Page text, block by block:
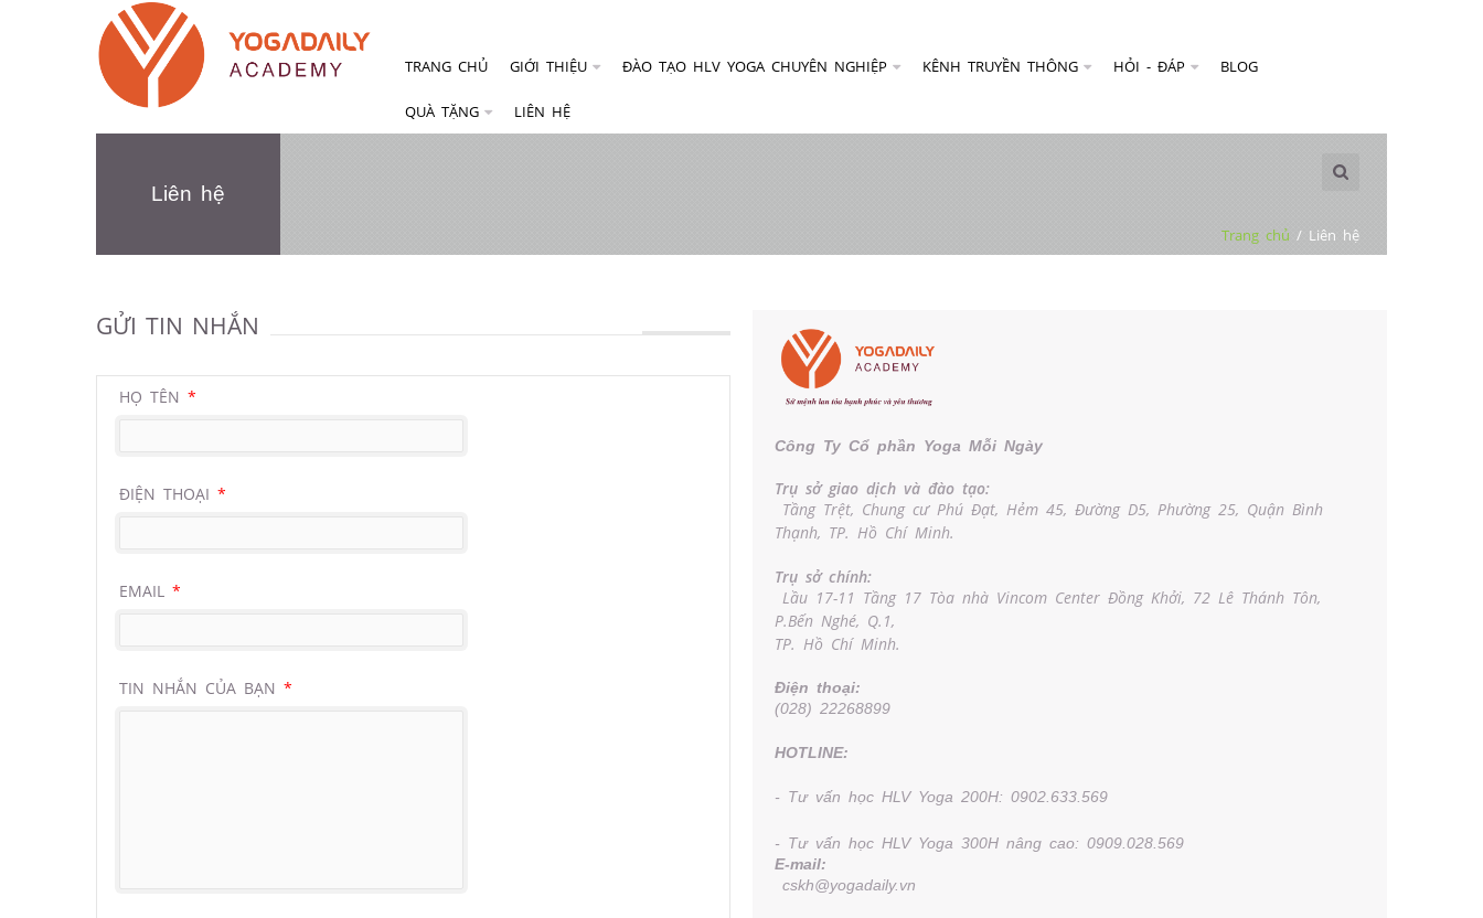
Liên hệ
Trang chủ / Liên hệ
GỬI TIN NHẮN
HỌ TÊN *
ĐIỆN THOẠI *
EMAIL *
TIN NHẮN CỦA BẠN *
Công Ty Cổ phần Yoga Mỗi Ngày
Trụ sở giao dịch và đào tạo:
Tầng Trệt, Chung cư Phú Đạt, Hẻm 45, Đường D5, Phường 25, Quận Bình
Thạnh, TP. Hồ Chí Minh.
Trụ sở chính:
Lầu 17-11 Tầng 17 Tòa nhà Vincom Center Đồng Khởi, 72 Lê Thánh Tôn,
P.Bến Nghé, Q.1,
TP. Hồ Chí Minh.
Điện thoại:
(028) 22268899
HOTLINE:
- Tư vấn học HLV Yoga 200H: 0902.633.569
- Tư vấn học HLV Yoga 300H nâng cao: 0909.028.569
E-mail:
cskh@yogadaily.vn
TRANG CHỦ GIỚI THIỆU ĐÀO TẠO HLV YOGA CHUYÊN NGHIỆP KÊNH TRUYỀN THÔNG HỎI - ĐÁP BLOG
QUÀ TẶNG LIÊN HỆ